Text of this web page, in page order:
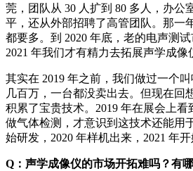
莞，团队从 30 人扩到 80 多人，办公
平，还从外部招聘了高管团队。那一
都要多。到 2020 年底，老的电声测试
2021 年我们才有精力去拓展声学成像
其实在 2019 年之前，我们做过一个
几百万，一台都没卖出去。但现在回
积累了宝贵技术。2019 年在展会上
做气体检测，才意识到这技术还能用
始研发，2020 年样机出来，2021 年开
Q：声学成像仪的市场开拓难吗？有